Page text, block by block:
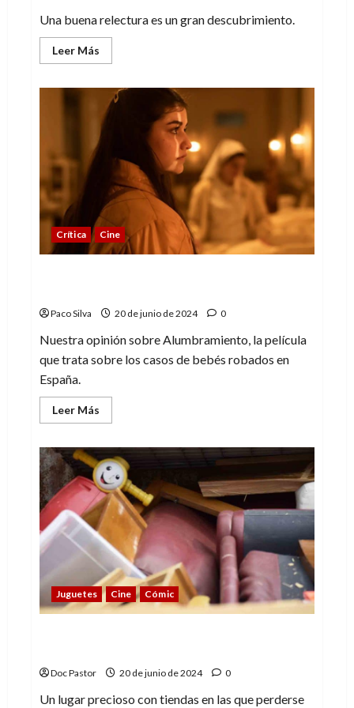
Una buena relectura es un gran descubrimiento.
Leer Más
más
placer
de
la
relectura
(y
revisionado)
Crítica Cine
Paco Silva 20 de junio de 2024 0
Nuestra opinión sobre Alumbramiento, la película
que trata sobre los casos de bebés robados en
España.
Leer Más
más
Alumbramiento,
emotividad
para
luchar
contra
la
injusticia
Juguetes Cine Cómic
Doc Pastor 20 de junio de 2024 0
Un lugar precioso con tiendas en las que perderse